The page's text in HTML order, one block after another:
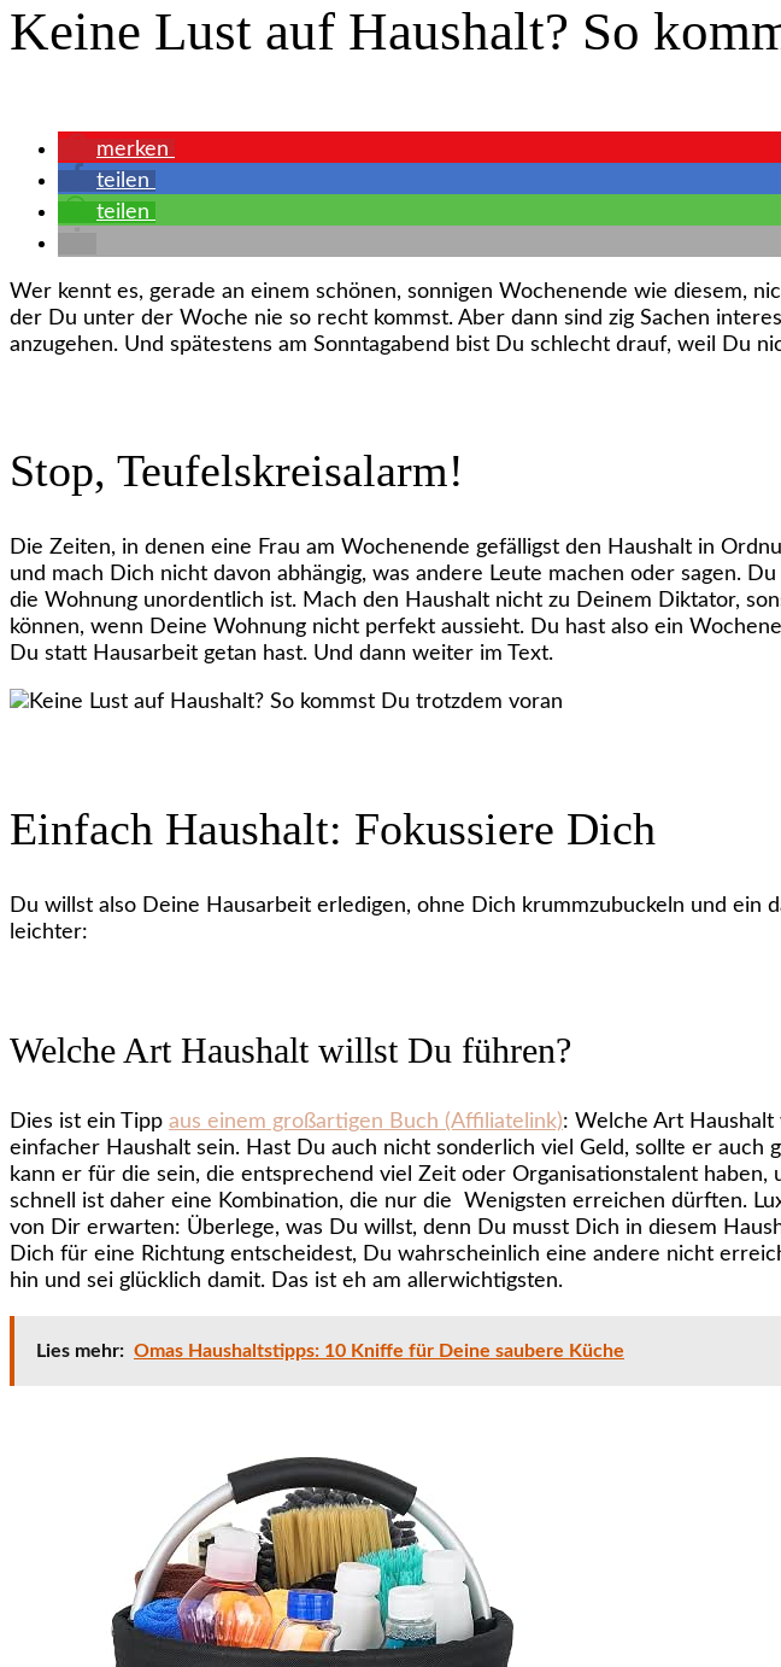
Keine Lust auf Haushalt? So
merken
teilen
teilen
Wer kennt es, gerade an einem schönen, sonnigen Wochenende wie diesem,
der Du unter der Woche nie so recht kommst. Aber dann sind zig Sachen
anzugehen. Und spätestens am Sonntagabend bist Du schlecht drauf, weil Du
Stop, Teufelskreisalarm!
Die Zeiten, in denen eine Frau am Wochenende gefälligst den Haushalt in
und mach Dich nicht davon abhängig, was andere Leute machen oder sagen.
die Wohnung unordentlich ist. Mach den Haushalt nicht zu Deinem Diktator,
können, wenn Deine Wohnung nicht perfekt aussieht. Du hast also ein
Du statt Hausarbeit getan hast. Und dann weiter im Text.
Einfach Haushalt: Fokussiere Dich
Du willst also Deine Hausarbeit erledigen, ohne Dich krummzubuckeln und
leichter:
Welche Art Haushalt willst Du führen?
Dies ist ein Tipp aus einem großartigen Buch (Affiliatelink): Welche Art
einfacher Haushalt sein. Hast Du auch nicht sonderlich viel Geld, sollte er
kann er für die sein, die entsprechend viel Zeit oder Organisationstalent
schnell ist daher eine Kombination, die nur die Wenigsten erreichen dürften.
von Dir erwarten: Überlege, was Du willst, denn Du musst Dich in diesem
Dich für eine Richtung entscheidest, Du wahrscheinlich eine andere nicht
hin und sei glücklich damit. Das ist eh am allerwichtigsten.
Lies mehr: Omas Haushaltstipps: 10 Kniffe für Deine saubere Küche